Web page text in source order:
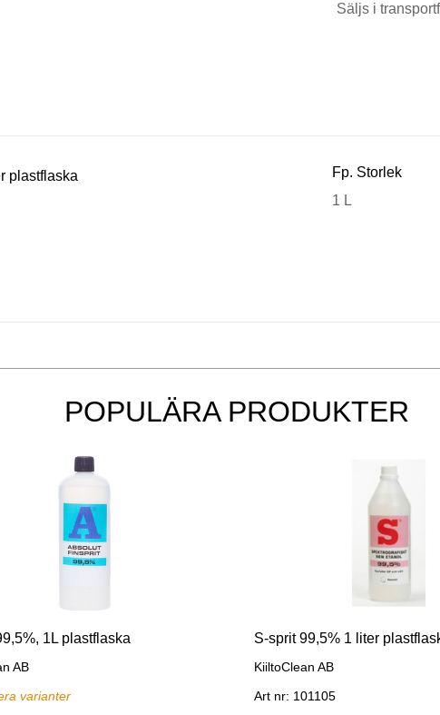
Säljs i
plastflaska
Fp. Storlek
1 L
POPULÄRA PRODUKTER
1L plastflaska
AB
varianter
S-sprit 99,5% 1 liter
KiiltoClean AB
Art nr: 101105